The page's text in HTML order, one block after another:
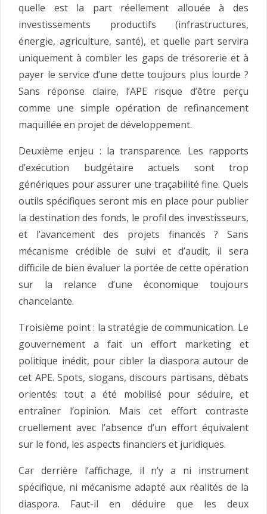
quelle est la part réellement allouée à des
investissements productifs (infrastructures,
énergie, agriculture, santé), et quelle part servira
uniquement à combler les gaps de trésorerie et à
payer le service d’une dette toujours plus lourde ?
Sans réponse claire, l’APE risque d’être perçu
comme une simple opération de refinancement
maquillée en projet de développement.
Deuxième enjeu : la transparence. Les rapports
d’exécution budgétaire actuels sont trop
génériques pour assurer une traçabilité fine. Quels
outils spécifiques seront mis en place pour publier
la destination des fonds, le profil des investisseurs,
et l’avancement des projets financés ? Sans
mécanisme crédible de suivi et d’audit, il sera
difficile de bien évaluer la portée de cette opération
sur la relance d’une économique toujours
chancelante.
Troisième point : la stratégie de communication. Le
gouvernement a fait un effort marketing et
politique inédit, pour cibler la diaspora autour de
cet APE. Spots, slogans, discours partisans, débats
orientés: tout a été mobilisé pour séduire, et
entraîner l’opinion. Mais cet effort contraste
cruellement avec l’absence d’un effort équivalent
sur le fond, les aspects financiers et juridiques.
Car derrière l’affichage, il n’y a ni instrument
spécifique, ni mécanisme adapté aux réalités de la
diaspora. Faut-il en déduire que les deux